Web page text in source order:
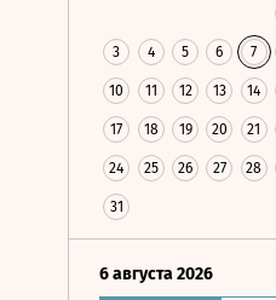
3 4 5 6 7
10 11 12 13 14
17 18 19 20 21
24 25 26 27 28
31
6 августа 2026